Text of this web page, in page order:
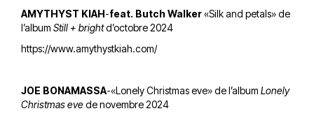
AMYTHYST KIAH-feat. Butch Walker«Silk and petals» de
l’album Still + brightd’octobre 2024
https://www.amythystkiah.com/
JOE BONAMASSA-«Lonely Christmas eve» de l’album Lonely
Christmas evede novembre 2024